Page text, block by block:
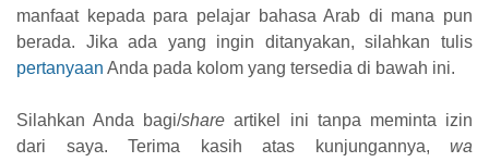
manfaat kepada para pelajar bahasa Arab di mana pun
berada. Jika ada yang ingin ditanyakan, silahkan tulis
pertanyaan Anda pada kolom yang tersedia di bawah ini.
Silahkan Anda bagi/share artikel ini tanpa meminta izin
dari saya. Terima kasih atas kunjungannya, wa